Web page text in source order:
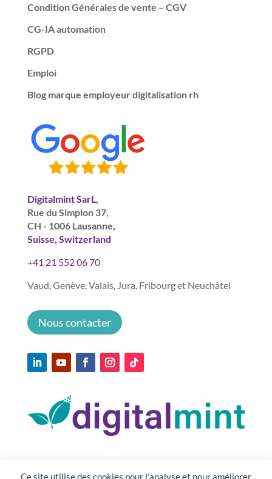
Ce site utilise des cookies pour l’analyse et pour améliorer
Condition Générales de vente – CGV
CG-IA automation
RGPD
Emploi
Blog marque employeur digitalisation rh
Digitalmint SarL,
Rue du Simplon 37,
CH - 1006 Lausanne
Suisse, Switzerland
+41 21 552 06 70
Vaud, Genève, Valais, Jura, Fribourg et Neuchâtel
Nous contacter